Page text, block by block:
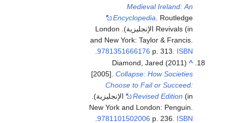
Medieval Ireland: An
Encyclopedia . Routledge
Revivals (in الإنجليزية). London
and New York: Taylor & Francis.
p. 313. ISBN
9781351666176
.
^
Diamond, Jared (2011)
[2005].Collapse: How Societies
Choose to Fail or Succeed:
Revised Edition
(in الإنجليزية).
New York and London: Penguin.
p. 236. ISBN
9781101502006
.